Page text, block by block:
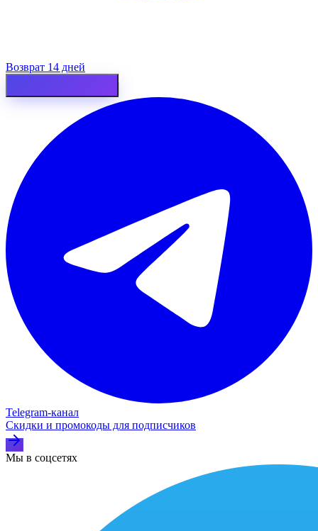
Возврат 14 дней
Telegram‑канал
Скидки и промокоды для подписчиков
Мы в соцсетях